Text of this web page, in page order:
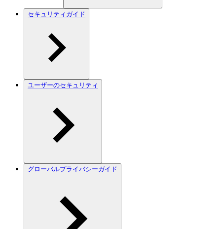
セキュリティガイド
ユーザーのセキュリティ
グローバルプライバシーガイド